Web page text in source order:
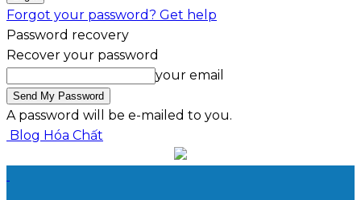
Forgot your password? Get help
Password recovery
Recover your password
your email
A password will be e-mailed to you.
Blog Hóa Chất